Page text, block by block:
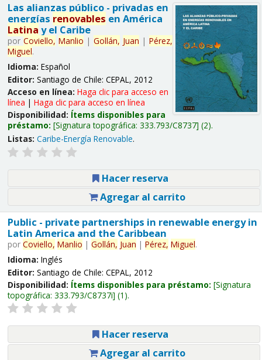
Las alianzas público - privadas en
energías renovables en América
Latina y el Caribe
por Coviello, Manlio | Gollán, Juan | Pérez,
Miguel.
Idioma: Español
Editor: Santiago de Chile: CEPAL, 2012
Acceso en línea: Haga clic para acceso en
línea | Haga clic para acceso en línea
Disponibilidad: Ítems disponibles para
préstamo: Signatura topográfica: 333.793/C8737 (2).
Listas: Caribe-Energía Renovable.
Hacer reserva
Agregar al carrito
Public - private partnerships in renewable energy in
Latin America and the Caribbean
por Coviello, Manlio | Gollán, Juan | Pérez, Miguel.
Idioma: Inglés
Editor: Santiago de Chile: CEPAL, 2012
Disponibilidad: Ítems disponibles para préstamo: Signatura
topográfica: 333.793/C8737i (1).
Hacer reserva
Agregar al carrito